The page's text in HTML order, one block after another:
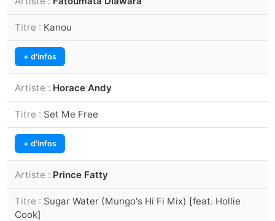
Kanou
+ d'infos
Horace Andy
Set Me Free
+ d'infos
Prince Fatty
Sugar Water (Mungo's Hi Fi Mix) [feat. Hollie
Cook]